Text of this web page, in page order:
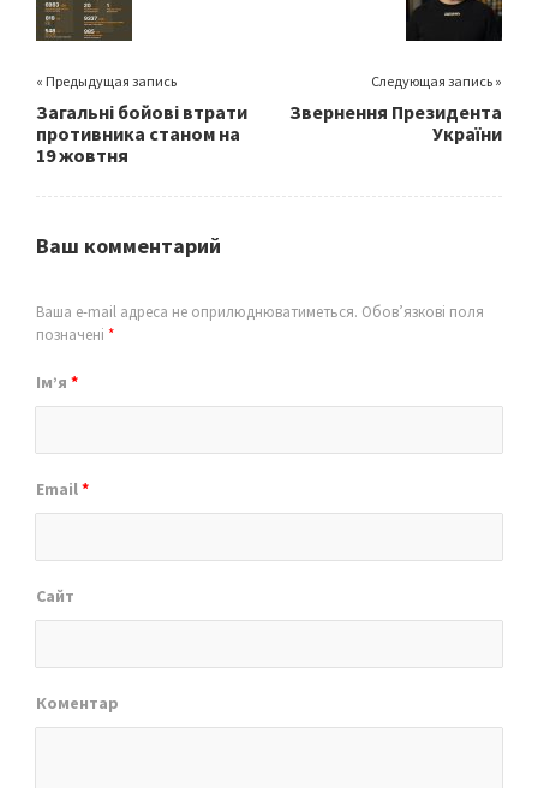
k
« Предыдущая запись
Загальні бойові втрати
противника станом на
19 жовтня
Следующая запись »
Звернення Президента
України
Ваш комментарий
Ваша e-mail адреса не оприлюднюватиметься. Обов’язкові поля
позначені *
Ім’я *
Email*
Сайт
Коментар